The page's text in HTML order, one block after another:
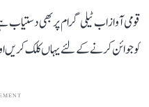
قومی آواز اب ٹیلی گرام پر بھی
کو جوائن کرنے کے لئے یہاں کلک